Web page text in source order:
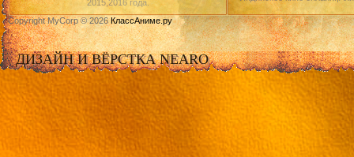
2015,2016 года.
Copyright MyCorp © 2026КлассАниме.ру
ДИЗАЙН И ВЁРСТКА NEARO